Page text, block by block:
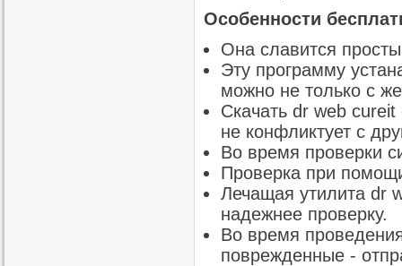
Особенности
Она славится
Эту программу
можно не только с
Скачать dr web
не конфликтует с
Во время проверки
Проверка при
Лечащая утилита dr
надежнее проверку.
Во время
поврежденные -